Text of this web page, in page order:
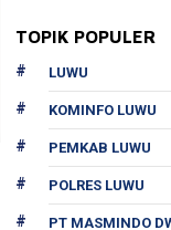
TOPIK POPULER
LUWU
KOMINFO LUWU
PEMKAB LUWU
POLRES LUWU
PT MASMINDO